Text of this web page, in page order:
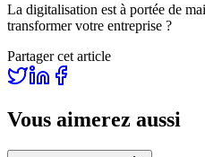
La digitalisation est à portée de
transformer votre entreprise ?
Partager cet article
Vous aimerez aussi